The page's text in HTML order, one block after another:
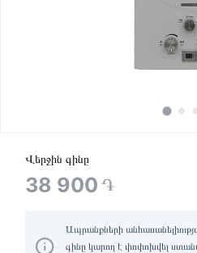
Վերջին գինը
38 900 ֏
Ապրանքների
գինը կարող է փոփոխվել